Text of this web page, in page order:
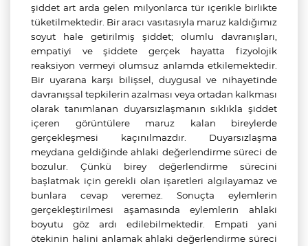
şiddet art arda gelen milyonlarca tür içerikle birlikte
tüketilmektedir. Bir aracı vasıtasıyla maruz kaldığımız
soyut hale getirilmiş şiddet; olumlu davranışları,
empatiyi ve şiddete gerçek hayatta fizyolojik
reaksiyon vermeyi olumsuz anlamda etkilemektedir.
Bir uyarana karşı bilişsel, duygusal ve nihayetinde
davranışsal tepkilerin azalması veya ortadan kalkması
olarak tanımlanan duyarsızlaşmanın sıklıkla şiddet
içeren görüntülere maruz kalan bireylerde
gerçekleşmesi kaçınılmazdır. Duyarsızlaşma
meydana geldiğinde ahlaki değerlendirme süreci de
bozulur. Çünkü birey değerlendirme sürecini
başlatmak için gerekli olan işaretleri algılayamaz ve
bunlara cevap veremez. Sonuçta eylemlerin
gerçekleştirilmesi aşamasında eylemlerin ahlaki
boyutu göz ardı edilebilmektedir. Empati yani
ötekinin halini anlamak ahlaki değerlendirme süreci